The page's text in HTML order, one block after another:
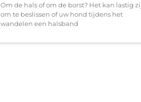
Om de hals of om de borst? Het kan lastig
om te beslissen of uw hond tijdens het
wandelen een halsband